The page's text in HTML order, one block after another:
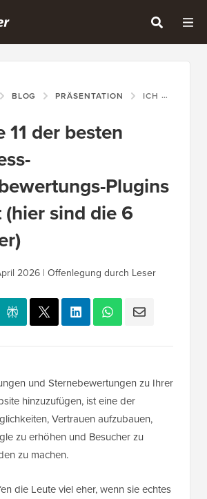
BLOG PRÄSENTATION ICH HABE 11 DER BESTEN WORDPRESS-KUNDENBEWERTUNGS-PLUGINS GETESTET (HIER SIND DIE 6 GEWINNER)
11 der besten
Plugins
sind die 6
2026 | Offenlegung durch Leser
und Sternebewertungen zu Ihrer
hinzuzufügen, ist eine der
Vertrauen aufzubauen,
zu erhöhen und Besucher zu
zu machen.
die Leute viel eher, wenn sie echtes